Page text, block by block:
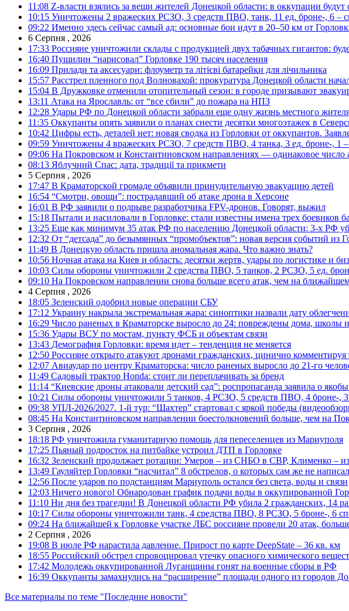
11:08 Z-власти взялись за вещи жителей Донецкой области: в оккупации
10:15 Уничтожены 2 вражеских РСЗО, 3 средств ПВО, танк, 11 ед. броне-, 6 –
09:22 Именно здесь сейчас самый ад: основные бои идут в 20–50 км от
6 Серпня , 2026
17:33 Россияне уничтожили склады с продукцией двух табачных гигантов:
16:40 Пушилин “нарисовал” Горловке 190 тысяч населения
16:09 Прилади та аксесуари: флоуметр та літієві батарейки для лічильника
15:57 Расстрел пленного под Волновахой: прокуратура Донецкой области
15:04 В Дружковке отменили отопительный сезон: в городе призывают
13:11 Атака на Ярославль: от “все сбили” до пожара на НПЗ
12:28 Удары РФ по Донецкой области забрали еще одну жизнь местного
11:35 Оккупанты опять заявили о планах снести десятки многоэтажек в
10:42 Цифры есть, деталей нет: новая сводка из Горловки от оккупантов.
09:59 Уничтожены 4 вражеских РСЗО, 7 средств ПВО, 4 танка, 3 ед. броне-, 1
09:06 На Покровском и Константиновском направлениях — одинаковое число
08:13 Яблучний Спас: дата, традиції та прикмети
5 Серпня , 2026
17:47 В Краматорской громаде объявили принудительную эвакуацию детей
16:54 “Смотри, овощи”: пострадавший об атаке дрона в Херсоне
16:01 В РФ заявили о подрыве разработчика FPV-дронов. Говорят, выжил
15:18 Пытали и насиловали в Горловке: стали известны имена трех боевиков
13:25 Еще как минимум 35 атак РФ по населению Донецкой области: 3-х РФ
12:32 От “детсада” до безымянных “промобъектов”: новая версия событий из
11:49 В Донецкую область пришла аномальная жара. Что важно знать?
10:56 Ночная атака на Киев и область: десятки жертв, удары по логистике и
10:03 Силы обороны уничтожили 2 средства ПВО, 5 танков, 2 РСЗО, 5 ед.
09:10 На Покровском направлении снова больше всего атак, чем на
4 Серпня , 2026
18:05 Зеленский одобрил новые операции СБУ
17:12 Украину накрыла экстремальная жара: синоптики назвали дату
16:29 Число раненых в Краматорске выросло до 24: повреждены дома, школы
15:36 Удары ВСУ по мостам, пункту ФСБ и объектам связи
13:43 Демография Горловки: время идет – тенденция не меняется
12:50 Россияне открыто атакуют дронами гражданских, цинично комментируя
12:07 Авиаудар по центру Краматорска: число раненых выросло до 21-го
11:49 Садовый трактор Honda: стоит ли переплачивать за бренд
11:14 “Киевские дроны атаковали детский сад”: роспропаганда заявила о
10:21 Силы обороны уничтожили 5 танков, 4 РСЗО, 5 средств ПВО, 4 броне-,
09:38 УПЛ-2026/2027. 1-й тур: “Шахтер” стартовал с яркой победы
08:45 На Константиновском направлении боестолкновений больше, чем на
3 Серпня , 2026
18:18 РФ уничтожила гуманитарную помощь для переселенцев из Мариуполя
17:25 Пьяный подросток на питбайке устроил ДТП в Горловке
16:32 Зеленский продолжает ротации: Умеров – из СНБО в СВР, Клименко –
13:49 Гауляйтер Горловки “насчитал” 8 обстрелов, о которых сам же не
12:56 После ударов по подстанциям Мариуполь остался без света, воды и связи
12:03 Ничего нового! Обнародован график подачи воды в оккупированной
11:10 Ни дня без трагедии! В Донецкой области РФ убила 2 гражданских, 14
10:17 Силы обороны уничтожили танк, 4 средства ПВО, 8 РСЗО, 5 броне-, 6
09:24 На ближайшей к Горловке участке ЛБС россияне провели 20 атак,
2 Серпня , 2026
19:08 В июле РФ нарастила давление. Прирост по карте DeepState – 36 кв. км
18:55 Российский обстрел спровоцировал утечку опасного химического
17:42 Молодежь оккупированной Луганщины гонят на военные сборы в РФ
16:39 Оккупанты замахнулись на “расширение” площади одного из городов
Все материалы по теме "Последние новости"